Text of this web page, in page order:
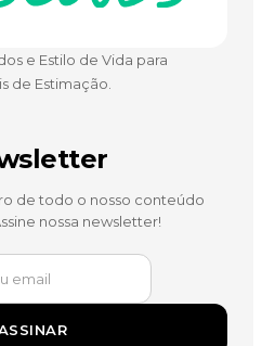
e Estilo de Vida para
de Estimação.
de todo o nosso conteúdo
nossa newsletter!